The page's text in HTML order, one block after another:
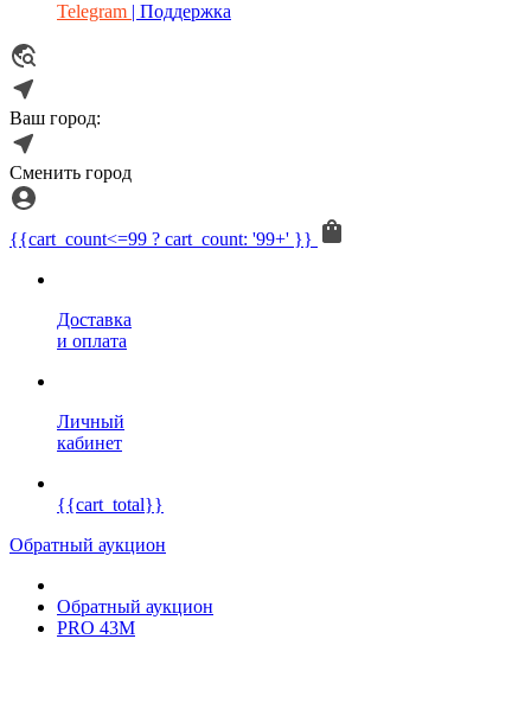
Telegram | Поддержка
Ваш город:
Сменить город
{{cart_count<=99 ? cart_count: '99+' }}
Доставка
и оплата
Личный
кабинет
{{cart_total}}
Обратный аукцион
Обратный аукцион
PRO 43M